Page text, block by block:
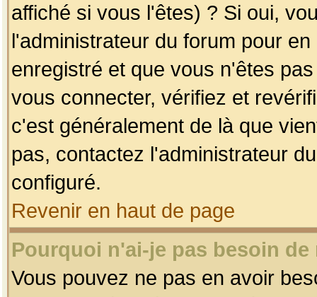
affiché si vous l'êtes) ? Si oui,
l'administrateur du forum pour
enregistré et que vous n'êtes
vous connecter, vérifiez et
c'est généralement de là que
pas, contactez l'administrateur
configuré.
Revenir en haut de page
Pourquoi n'ai-je pas besoin
Vous pouvez ne pas en avoir